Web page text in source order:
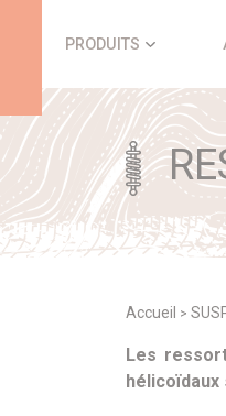
PRODUITS
Accueil >
Les
hélicoïdaux